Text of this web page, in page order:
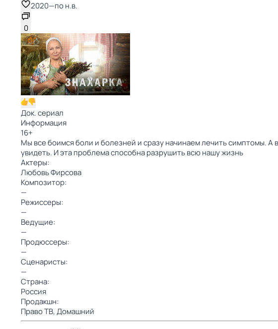
2020—по н.в.
0
Док. сериал
Информация
16+
Мы все боимся боли и болезней и сразу начинаем лечить симптомы.
увидеть. И эта проблема способна разрушить всю нашу жизнь
Актеры:
Любовь Фирсова
Композитор:
—
Режиссеры:
—
Ведущие:
—
Продюссеры:
—
Сценаристы:
—
Страна:
Россия
Продакшн:
Право ТВ,Домашний